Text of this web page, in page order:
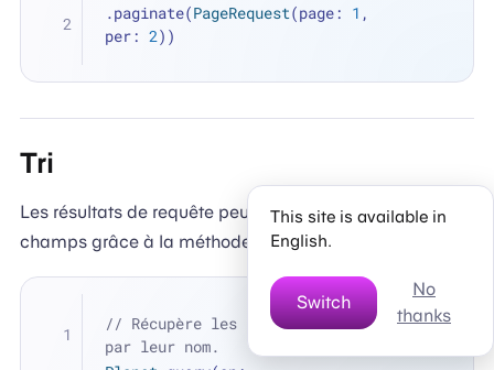
.paginate(PageRequest(page: 1 ,
per: 2))
Tri
Les résultats de requête peuvent être triés par valeur de
champs grâce à la méthode
sort .
// Récupère les planètes, triées
par leur nom.
This site is available in
English.
Switch
No
thanks